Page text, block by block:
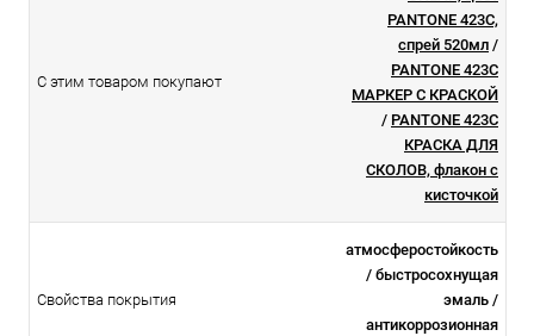
С этим товаром покупают
PANTONE 423C,
спрей 520мл /
PANTONE 423C
МАРКЕР С КРАСКОЙ
/ PANTONE 423C
КРАСКА ДЛЯ
СКОЛОВ, флакон с
кисточкой
Свойства покрытия
атмосферостойкоcть
/ быстросохнущая
эмаль /
антикоррозионная